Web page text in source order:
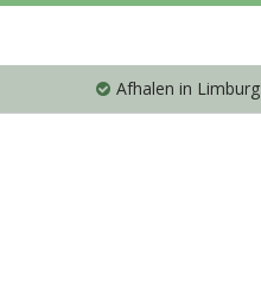
Afhalen in Limburg